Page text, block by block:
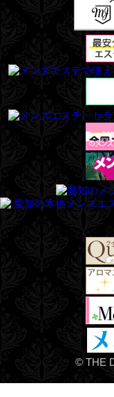
© THE